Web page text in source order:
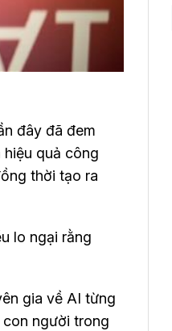
đây đã đem
quả công
thời tạo ra
lo ngại rằng
gia về AI từng
người trong